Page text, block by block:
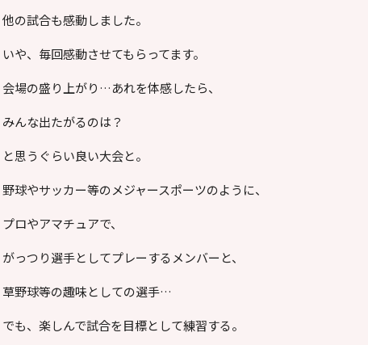
他の試合も感動しました。
いや、毎回感動させてもらってます。
会場の盛り上がり…あれを体感したら、
みんな出たがるのは？
と思うぐらい良い大会と。
野球やサッカー等のメジャースポーツのように、
プロやアマチュアで、
がっつり選手としてプレーするメンバーと、
草野球等の趣味としての選手…
でも、楽しんで試合を目標として練習する。